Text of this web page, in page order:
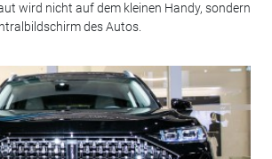
wird nicht auf dem kleinen Handy, sondern
des Autos.